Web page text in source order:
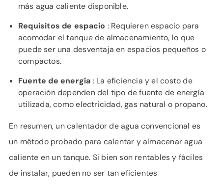
más agua caliente disponible.
Requisitos de espacio : Requieren espacio para
acomodar el tanque de almacenamiento, lo que
puede ser una desventaja en espacios pequeños o
compactos.
Fuente de energía : La eficiencia y el costo de
operación dependen del tipo de fuente de energía
utilizada, como electricidad, gas natural o propano.
En resumen, un calentador de agua convencional es
un método probado para calentar y almacenar agua
caliente en un tanque. Si bien son rentables y fáciles
de instalar, pueden no ser tan eficientes